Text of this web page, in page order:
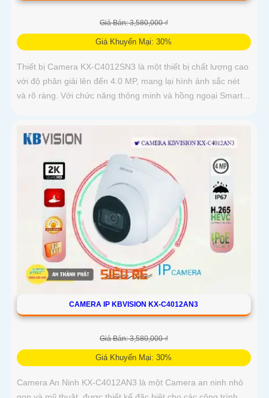
Giá Bán: 3,580,000 ₫
Giá Khuyến Mại: 30%
Thiết bị Camera KX-C4012SN3 là một thiết bị chất lượng cao
với độ phân giải lên đến 4.0 MP, mang lại hình ảnh sắc nét
và rõ ràng. Với chức năng thông minh và hồng ngoại Smart...
CAMERA IP KBVISION KX-C4012AN3
Giá Bán: 3,580,000 ₫
Giá Khuyến Mại: 30%
Camera An Ninh KX-C4012AN3 là một Camera an ninh nhỏ